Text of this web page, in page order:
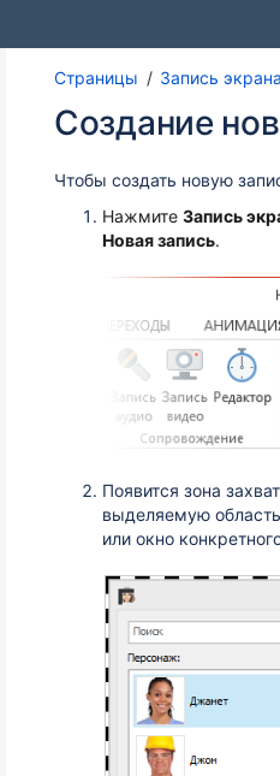
Страницы Запись
Создание
Чтобы создать новую
Нажмите Запись
Новая запись.
Появится зона
выделяемую
или окно